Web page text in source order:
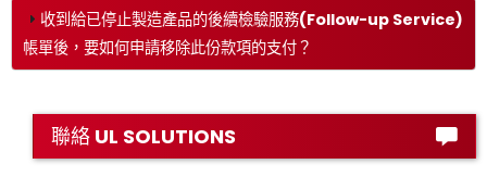
收到給已停止製造產品的後續檢驗服務(Follow-up Service)
帳單後，要如何申請移除此份款項的支付？
聯絡 UL SOLUTIONS